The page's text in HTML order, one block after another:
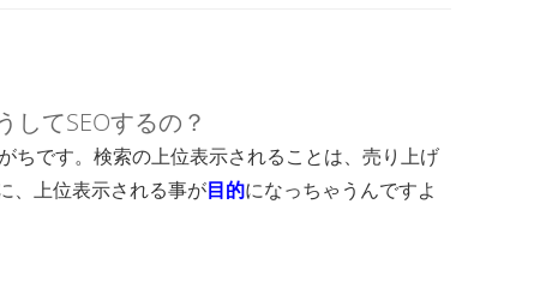
してSEOするの？
ちです。検索の上位表示されることは、売り上げ
、上位表示される事が 目的になっちゃうんですよ